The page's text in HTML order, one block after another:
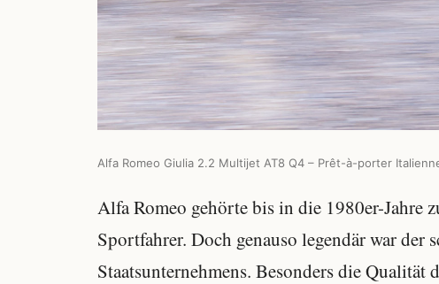
Alfa Romeo Giulia 2.2 Multijet AT8 Q4 – Prêt-à-porter
Alfa Romeo gehörte bis in die 1980er-Jahre
Sportfahrer. Doch genauso legendär war der
Staatsunternehmens. Besonders die